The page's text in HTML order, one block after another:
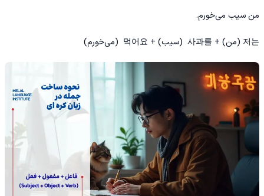
من سیب می‌خورم.
저는 (من) + 사과를 (سیب) + 먹어요 (می‌خورم)